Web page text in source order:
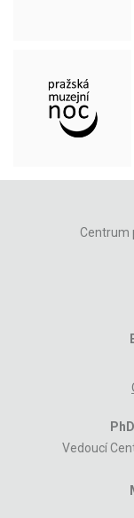
Centrum
Vedoucí